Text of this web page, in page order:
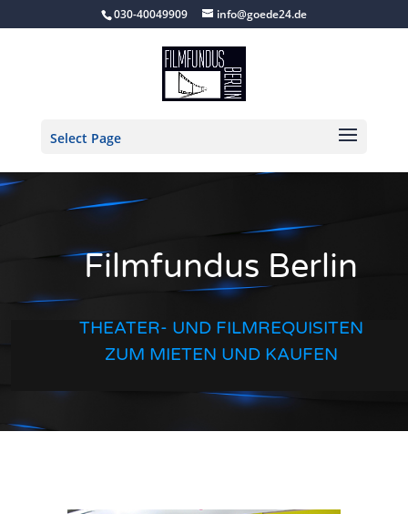
030-40049909 info@goede24.de
Select Page
Filmfundus Berlin
THEATER- UND FILMREQUISITEN
ZUM MIETEN UND KAUFEN